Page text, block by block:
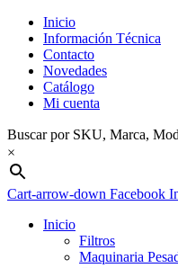
Inicio
Información Técnica
Contacto
Novedades
Catálogo
Mi cuenta
Buscar por SKU, Marca,
×
Cart-arrow-down Facebook
Inicio
Filtros
Maquinaria